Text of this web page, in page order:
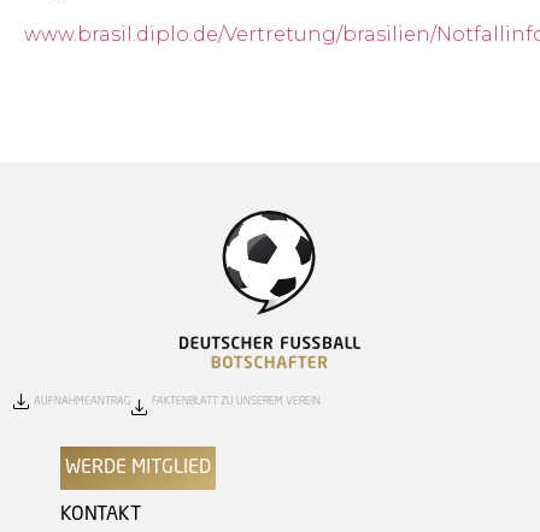
www.brasil.diplo.de/Vertretung/brasilien/
AUFNAHMEANTRAG FAKTENBLATT ZU UNSEREM VEREIN
WERDE MITGLIED
KONTAKT